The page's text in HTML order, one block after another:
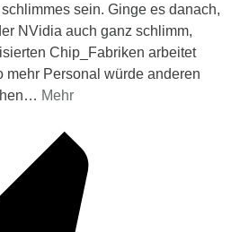
sein. Ginge es danach,
NVidia auch ganz schlimm,
Chip_Fabriken arbeitet
mehr Personal würde anderen
… Mehr